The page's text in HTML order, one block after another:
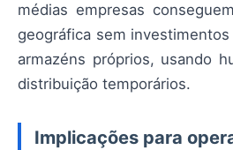
médias empresas
geográfica sem investimentos
armazéns próprios, usando
distribuição temporários.
Implicações para